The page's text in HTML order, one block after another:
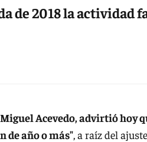
de 2018 la actividad
Miguel Acevedo, advirtió hoy
de año o más", a raíz del